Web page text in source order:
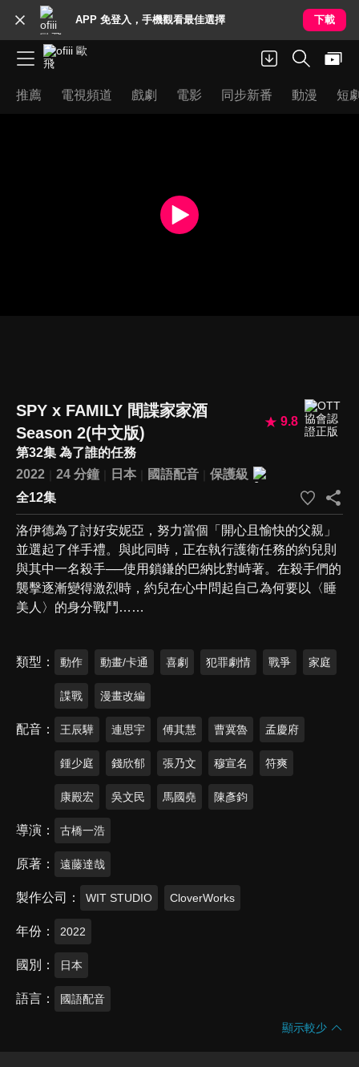
APP 免登入，手機觀看最佳選擇 下載
推薦 電視頻道 戲劇 電影 同步新番 動漫 短
SPY x FAMILY 間諜家家酒
Season 2(中文版)
9.8
第32集 為了誰的任務
2022
24 分鐘 日本 國語配音
保護級
全12集
洛伊德為了討好安妮亞，努力當個「開心且愉快的父親」
並選起了伴手禮。與此同時，正在執行護衛任務的約兒則
與其中一名殺手──使用鎖鎌的巴納比對峙著。在殺手們的
襲擊逐漸變得激烈時，約兒在心中問起自己為何要以〈睡
美人〉的身分戰鬥……
類型 動作 動畫/卡通 喜劇 犯罪劇情 戰爭 家庭
諜戰 漫畫改編
配音 王辰驊 連思宇 傅其慧 曹冀魯 孟慶府
鍾少庭 錢欣郁 張乃文 穆宣名 符爽
康殿宏 吳文民 馬國堯 陳彥鈞
導演 古橋一浩
原著 遠藤達哉
製作公司 WIT STUDIO CloverWorks
年份 2022
國別 日本
語言 國語配音
顯示較少